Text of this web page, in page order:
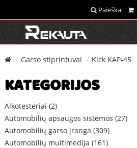
Paieška
Garso stiprintuvai Kick KAP-45
KATEGORIJOS
Alkotesteriai (2)
Automobilių apsaugos sistemos (27)
Automobilių garso įranga (309)
Automobilių multimedija (161)